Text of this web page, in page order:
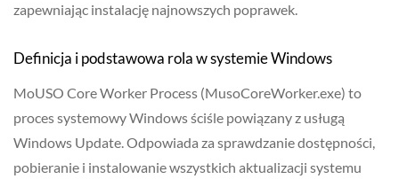
zapewniając instalację najnowszych poprawek.
Definicja i podstawowa rola w systemie Windows
MoUSO Core Worker Process (MusoCoreWorker.exe) to
proces systemowy Windows ściśle powiązany z usługą
Windows Update. Odpowiada za sprawdzanie dostępności,
pobieranie i instalowanie wszystkich aktualizacji systemu